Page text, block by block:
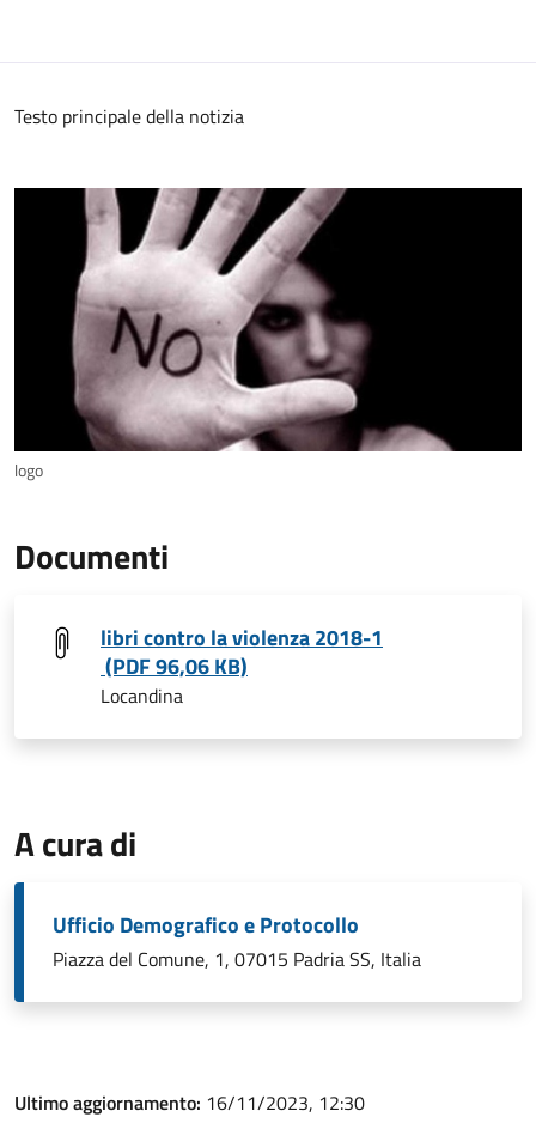
Testo principale della notizia
logo
Documenti
libri contro la violenza 2018-1
(PDF 96,06 KB)
Locandina
A cura di
Ufficio Demografico e Protocollo
Piazza del Comune, 1, 07015 Padria SS, Italia
Ultimo aggiornamento: 16/11/2023, 12:30